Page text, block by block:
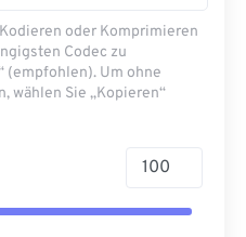
oder Komprimieren
Codec zu
(empfohlen). Um ohne
wählen Sie „Kopieren“